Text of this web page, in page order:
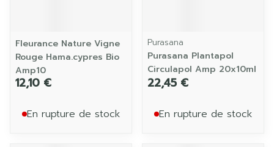
Fleurance Nature Vigne
Rouge Hama.cypres Bio
Amp10
12,10 €
En rupture de stock
Purasana
Purasana Plantapol
Circulapol Amp 20x10ml
22,45 €
En rupture de stock